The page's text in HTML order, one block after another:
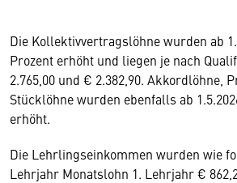
Die Kollektivvertragslöhne wurden ab
Prozent erhöht und liegen je nach
2.765,00 und € 2.382,90. Akkordlöhne,
Stücklöhne wurden ebenfalls ab
erhöht.
Die Lehrlingseinkommen wurden wie
Lehrjahr Monatslohn 1. Lehrjahr €